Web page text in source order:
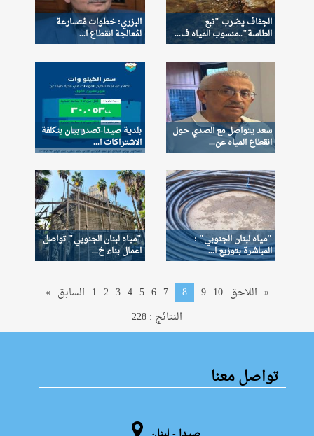
الجفاف يضرب "نبع
الطاسة"..منسوب المياه ف...
البزري: خطوات مُتسارعة
لمُعالجة انقطاع ا...
سعد يتواصل مع الصدي حول
انقطاع المياه عن...
بلدية صيدا تصدر بيان بتكلفة
الاشتراكات ا...
"مياه لبنان الجنوبي" :
المباشرة بتوزيع ا...
"مياه لبنان الجنوبي" تواصل
اعمال بناء خ...
« السابق 1 2 3 4 5 6 7 8 9 10 اللاحق »
النتائج : 228
تواصل معنا